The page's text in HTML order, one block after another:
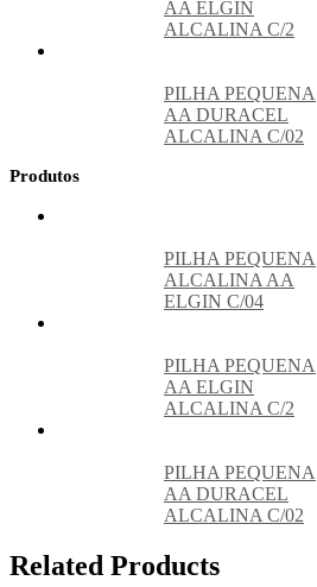
AA ELGIN
ALCALINA C/2
PILHA PEQUENA
AA DURACEL
ALCALINA C/02
Produtos
PILHA PEQUENA
ALCALINA AA
ELGIN C/04
PILHA PEQUENA
AA ELGIN
ALCALINA C/2
PILHA PEQUENA
AA DURACEL
ALCALINA C/02
Related Products